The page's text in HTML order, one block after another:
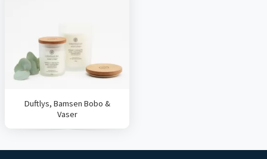
Duftlys, Bamsen Bobo &
Vaser